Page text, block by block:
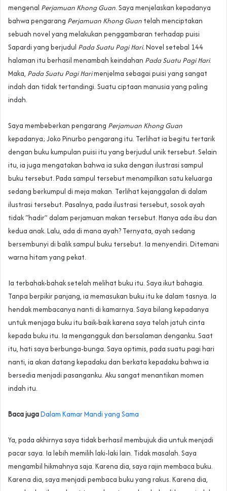
mengenal Perjamuan Khong Guan. Saya menjelaskan kepadanya
bahwa pengarang Perjamuan Khong Guan telah menciptakan
sebuah novel yang melakukan penggambaran terhadap puisi
Sapardi yang berjudul Pada Suatu Pagi Hari.Novel setebal 144
halaman itu berhasil menambah keindahan Pada Suatu Pagi Hari.
Maka, Pada Suatu Pagi Harimenjelma sebagai puisi yang sangat
indah dan tidak tertandingi. Suatu ciptaan manusia yang paling
indah.
Saya membeberkan pengarang Perjamuan Khong Guan
kepadanya; Joko Pinurbo pengarang itu. Terlihat ia begitu tertarik
dengan buku kumpulan puisi itu yang berjudul unik tersebut. Selain
itu, ia juga mengatakan bahwa ia suka dengan ilustrasi sampul
buku tersebut. Pada sampul tersebut menampilkan satu keluarga
sedang berkumpul di meja makan. Terlihat kejanggalan di dalam
ilustrasi tersebut. Pasalnya, pada ilustrasi tersebut, sosok ayah
tidak “hadir” dalam perjamuan makan tersebut. Hanya ada ibu dan
kedua anak. Lalu, ada di mana ayah? Ternyata, ayah sedang
bersembunyi di balik sampul buku tersebut. Ia menyendiri. Ditemani
warna hitam yang pekat.
Ia terbahak-bahak setelah melihat buku itu. Saya ikut bahagia.
Tanpa berpikir panjang, ia memasukan buku itu ke dalam tasnya. Ia
hendak membacanya nanti di kamarnya. Saya bilang kepadanya
untuk menjaga buku itu baik-baik karena saya telah jatuh cinta
kepada buku itu. Ia mengangguk dan bersalaman denganku. Saat
itu, hati saya berbunga-bunga. Saya optimis, pada suatu pagi hari
nanti, ia akan datang kepadaku dan berkata kepadaku bahwa ia
bersedia menjadi pasanganku. Aku sangat menantikan momen
indah itu.
Baca jugaDalam Kamar Mandi yang Sama
Ya, pada akhirnya saya tidak berhasil membujuk dia untuk menjadi
pacar saya. Ia lebih memilih laki-laki lain. Tidak masalah. Saya
mengambil hikmahnya saja. Karena dia, saya rajin membaca buku.
Karena dia, saya menjadi pembaca buku yang rakus. Karena dia,